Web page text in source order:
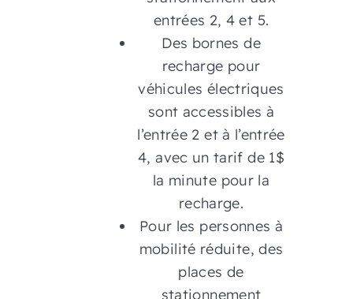
entrées 2, 4 et 5.
Des bornes de
recharge pour
véhicules électriques
sont accessibles à
l’entrée 2 et à l’entrée
4, avec un tarif de 1$
la minute pour la
recharge.
Pour les personnes à
mobilité réduite, des
places de
stationnement